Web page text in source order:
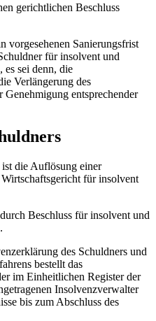
gerichtlichen Beschluss
vorgesehenen Sanierungsfrist
für insolvent und
sei denn, die
Verlängerung des
Genehmigung entsprechender
die Auflösung einer
für insolvent
Beschluss für insolvent und
des Schuldners und
bestellt das
im Einheitlichen Register der
Insolvenzverwalter
bis zum Abschluss des